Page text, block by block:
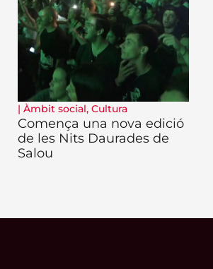
| Àmbit social, Cultura
Comença una nova edició
de les Nits Daurades de
Salou